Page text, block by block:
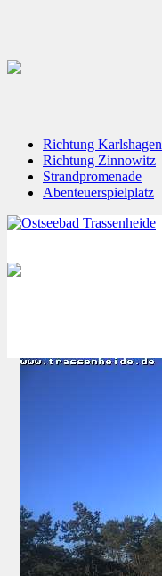
Richtung Karlshagen
Richtung Zinnowitz
Strandpromenade
Abenteuerspielplatz